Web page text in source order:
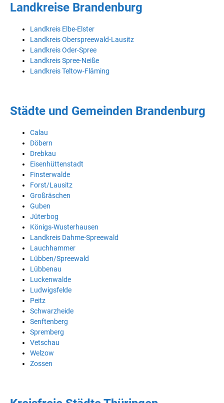
Landkreise Brandenburg
Landkreis Elbe-Elster
Landkreis Oberspreewald-Lausitz
Landkreis Oder-Spree
Landkreis Spree-Neiße
Landkreis Teltow-Fläming
Städte und Gemeinden Brandenburg
Calau
Döbern
Drebkau
Eisenhüttenstadt
Finsterwalde
Forst/Lausitz
Großräschen
Guben
Jüterbog
Königs-Wusterhausen
Landkreis Dahme-Spreewald
Lauchhammer
Lübben/Spreewald
Lübbenau
Luckenwalde
Ludwigsfelde
Peitz
Schwarzheide
Senftenberg
Spremberg
Vetschau
Welzow
Zossen